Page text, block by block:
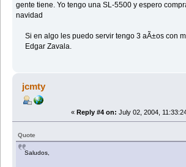
gente tiene. Yo tengo una SL-5500 y espero
navidad
Si en algo les puedo servir tengo 3 aÃ±os con
Edgar Zavala.
jcmty
« Reply #4 on: July 02, 2004,
Quote
Saludos,